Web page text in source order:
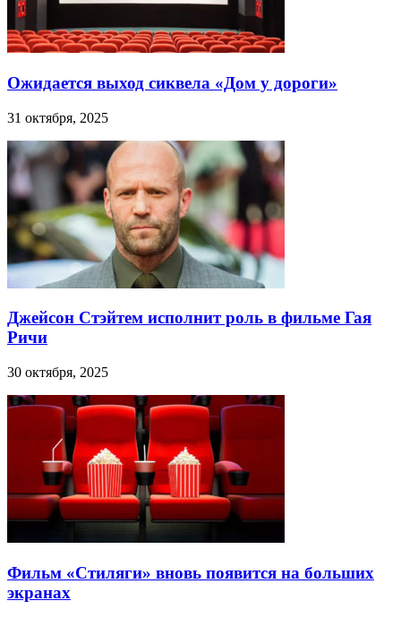
Ожидается выход сиквела «Дом у дороги»
31 октября, 2025
Джейсон Стэйтем исполнит роль в фильме Гая
Ричи
30 октября, 2025
Фильм «Стиляги» вновь появится на больших
экранах